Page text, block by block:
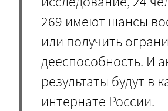
269 имеют шансы
или получить
дееспособность. И
результаты будут в
интернате России.